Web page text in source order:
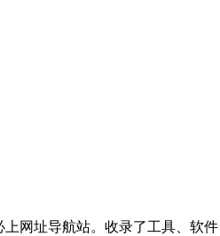
网址导航站。收录了工具、